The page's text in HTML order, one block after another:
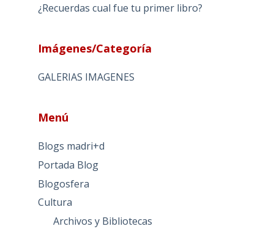
¿Recuerdas cual fue tu primer libro?
Imágenes/Categoría
GALERIAS IMAGENES
Menú
Blogs madri+d
Portada Blog
Blogosfera
Cultura
Archivos y Bibliotecas